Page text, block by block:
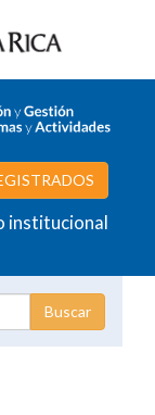
institucional